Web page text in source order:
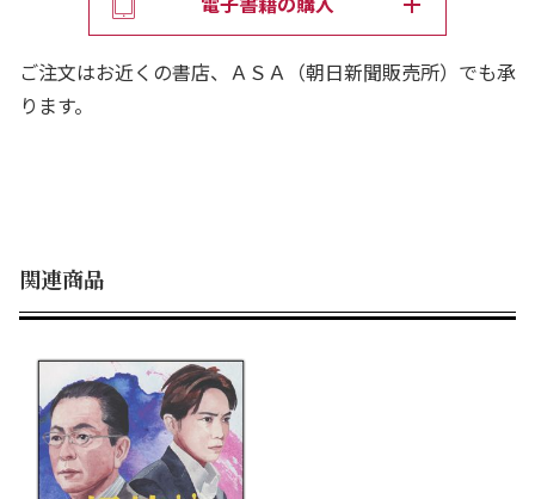
ご注文はお近くの書店、ＡＳＡ（朝日新聞販売所）でも承
ります。
関連商品